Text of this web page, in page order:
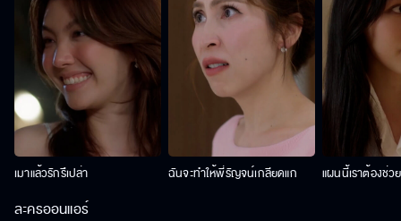
เมาแล้วรักรึเปล่า ฉันจะทำให้พี่รัญจน์เกลียดแก แผนนี้เราต้องช่ว
ละครออนแอร์